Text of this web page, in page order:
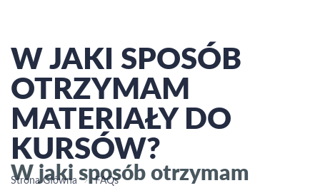
W JAKI SPOSÓB
OTRZYMAM
MATERIAŁY DO
KURSÓW?
Strona Główna
FAQs
W jaki sposób otrzymam